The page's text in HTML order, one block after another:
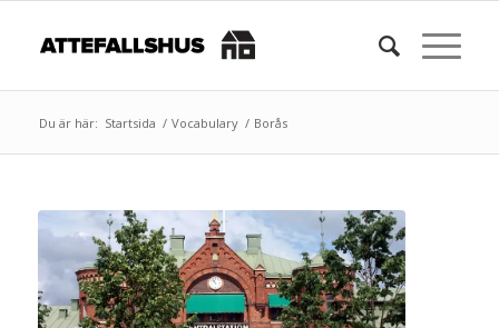
Du är här: Startsida / Vocabulary / Borås